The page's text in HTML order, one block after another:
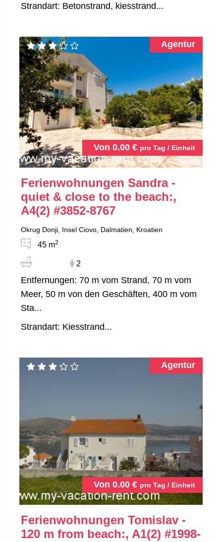
Strandart: Betonstrand, kiesstrand...
Von 0.00 € pro Tag / Einheit
Agentur
Ferienwohnungen Sandra -
quiet & close to the beach:,
A4(2) #3852-8767
Okrug Donji, Insel Ciovo, Dalmatien, Kroatien
45 m2
2
Entfernungen: 70 m vom Strand, 70 m vom
Meer, 50 m von den Geschäften, 400 m vom
Sta...
Strandart: Kiesstrand...
Von 0.00 € pro Tag / Einheit
Agentur
Ferienwohnungen Tomislav -
120 m from beach:, A1(2) #1998-